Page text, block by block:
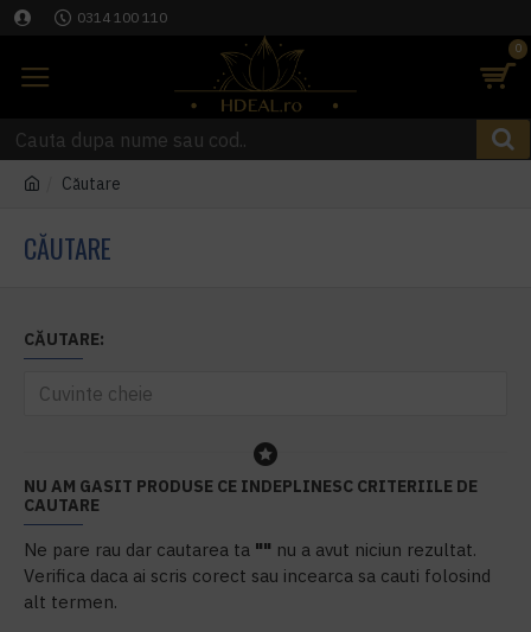
0314 100 110
0
Căutare
CĂUTARE
CĂUTARE:
NU AM GASIT PRODUSE CE INDEPLINESC CRITERIILE DE
CAUTARE
Ne pare rau dar cautarea ta "" nu a avut niciun rezultat.
Verifica daca ai scris corect sau incearca sa cauti folosind
alt termen.